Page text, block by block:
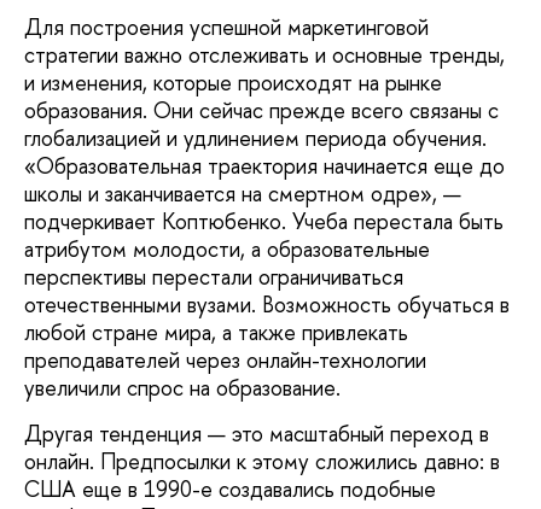
Для построения успешной маркетинговой
стратегии важно отслеживать и основные тренды,
и изменения, которые происходят на рынке
образования. Они сейчас прежде всего связаны с
глобализацией и удлинением периода обучения.
«Образовательная траектория начинается еще до
школы и заканчивается на смертном одре», —
подчеркивает Коптюбенко. Учеба перестала быть
атрибутом молодости, а образовательные
перспективы перестали ограничиваться
отечественными вузами. Возможность обучаться в
любой стране мира, а также привлекать
преподавателей через онлайн-технологии
увеличили спрос на образование.
Другая тенденция — это масштабный переход в
онлайн. Предпосылки к этому сложились давно: в
США еще в 1990-е создавались подобные